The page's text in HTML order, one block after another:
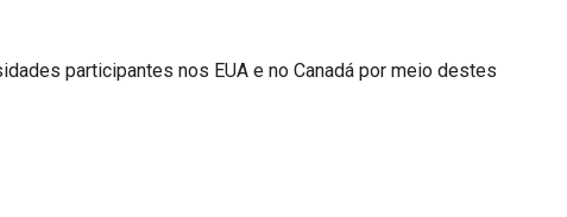
participantes nos EUA e no Canadá por meio destes